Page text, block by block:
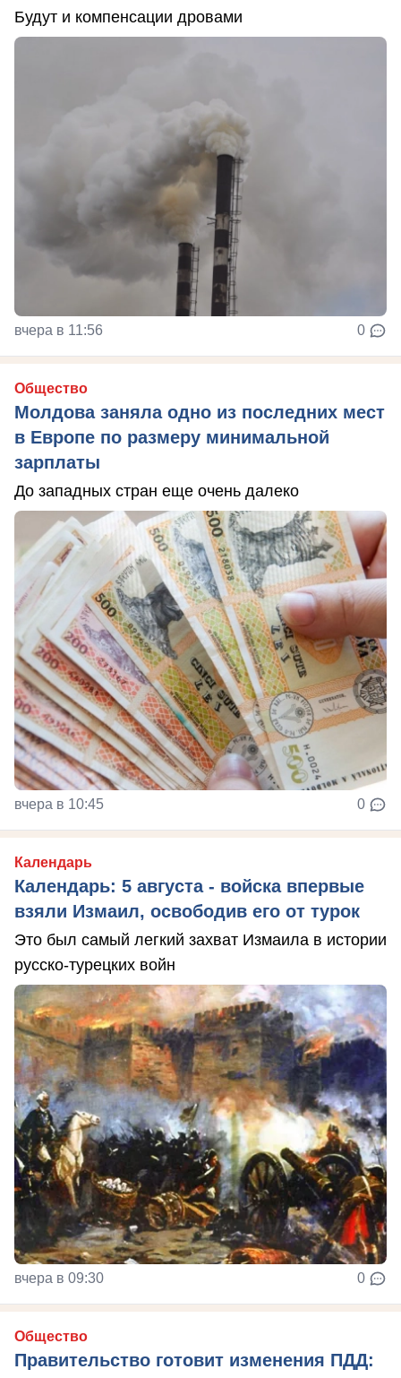
Будут и компенсации дровами
вчера в 11:56 0
Общество
Молдова заняла одно из последних мест
в Европе по размеру минимальной
зарплаты
До западных стран еще очень далеко
вчера в 10:45 0
Календарь
Календарь: 5 августа - войска впервые
взяли Измаил, освободив его от турок
Это был самый легкий захват Измаила в истории
русско-турецких войн
вчера в 09:30 0
Общество
Правительство готовит изменения ПДД: